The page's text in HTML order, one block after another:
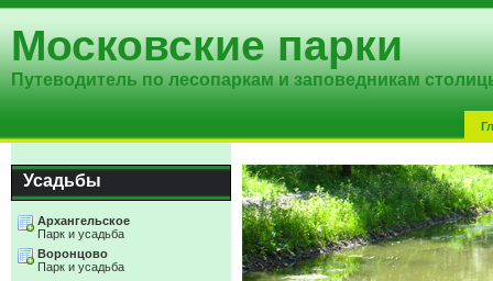
Московские парки
Путеводитель по лесопаркам и заповедникам
Усадьбы
Архангельское
Парк и усадьба
Воронцово
Парк и усадьба